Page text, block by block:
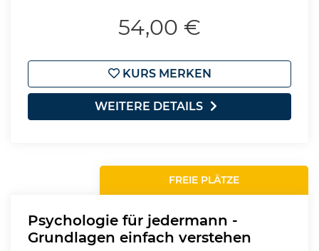
54,00 €
KURS MERKEN
WEITERE DETAILS
FREIE PLÄTZE
Psychologie für jedermann -
Grundlagen einfach verstehen